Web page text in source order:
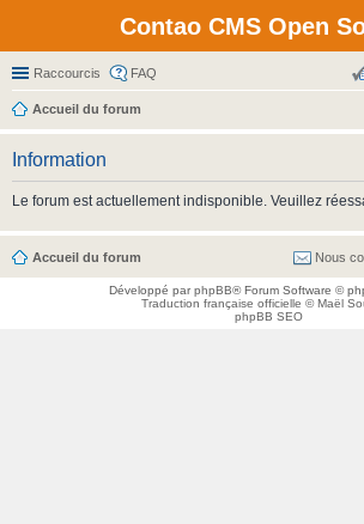
Contao CMS Open
Raccourcis FAQ
Accueil du forum
Information
Le forum est actuellement indisponible. Veuillez
Accueil du forum Nous
Développé parphpBB® Forum Software ©
Traduction française officielle ©Maël
phpBB SEO